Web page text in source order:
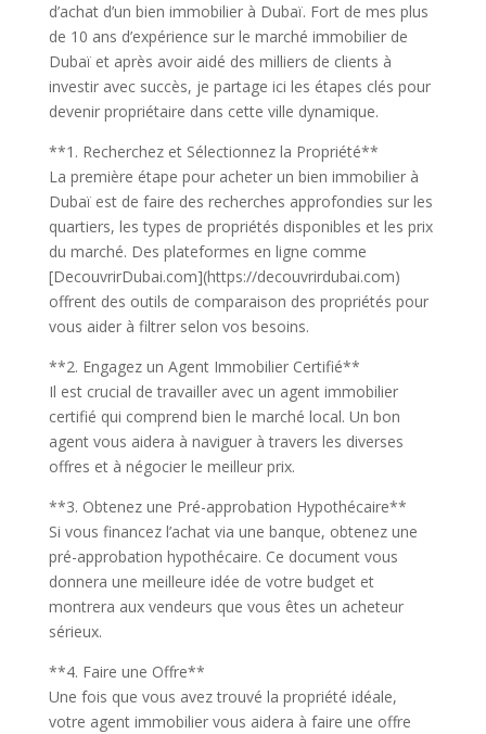
d’achat d’un bien immobilier à Dubaï. Fort de mes plus
de 10 ans d’expérience sur le marché immobilier de
Dubaï et après avoir aidé des milliers de clients à
investir avec succès, je partage ici les étapes clés pour
devenir propriétaire dans cette ville dynamique.
**1. Recherchez et Sélectionnez la Propriété**
La première étape pour acheter un bien immobilier à
Dubaï est de faire des recherches approfondies sur les
quartiers, les types de propriétés disponibles et les prix
du marché. Des plateformes en ligne comme
[DecouvrirDubai.com](https://decouvrirdubai.com)
offrent des outils de comparaison des propriétés pour
vous aider à filtrer selon vos besoins.
**2. Engagez un Agent Immobilier Certifié**
Il est crucial de travailler avec un agent immobilier
certifié qui comprend bien le marché local. Un bon
agent vous aidera à naviguer à travers les diverses
offres et à négocier le meilleur prix.
**3. Obtenez une Pré-approbation Hypothécaire**
Si vous financez l’achat via une banque, obtenez une
pré-approbation hypothécaire. Ce document vous
donnera une meilleure idée de votre budget et
montrera aux vendeurs que vous êtes un acheteur
sérieux.
**4. Faire une Offre**
Une fois que vous avez trouvé la propriété idéale,
votre agent immobilier vous aidera à faire une offre